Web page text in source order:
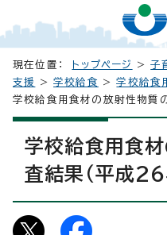
現在位置： トップページ >子
支援
>学校給食 >学校給食
学校給食用食材の放射性物質
学校給食用食
査結果（平成